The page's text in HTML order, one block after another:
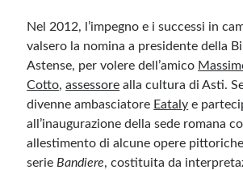
Nel 2012, l’impegno e i successi in
valsero la nomina a presidente della
Astense, per volere dell’amico
Cotto,assessore alla cultura di Asti.
divenne ambasciatore Eataly e
all’inaugurazione della sede romana
allestimento di alcune opere
serie Bandiere, costituita da